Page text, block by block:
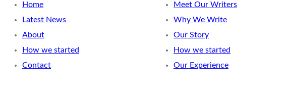
Home
Latest News
About
How we started
Contact
Meet Our Writers
Why We Write
Our Story
How we started
Our Experience